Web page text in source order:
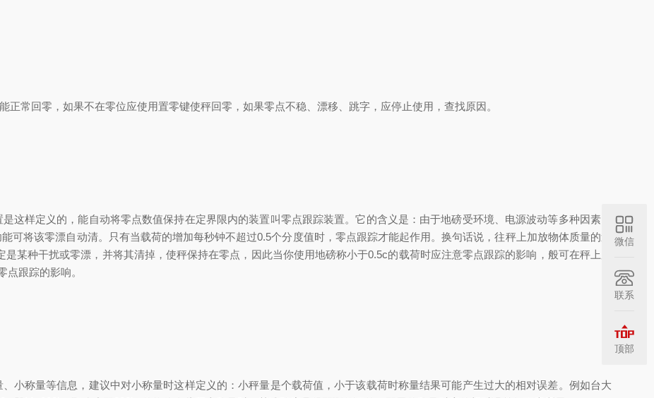
常回零，如果不在零位应使用置零键使秤回零，如果零点不稳、漂移、跳字，应停止使用，查找原因。
样定义的，能自动将零点数值保持在定界限内的装置叫零点跟踪装置。它的含义是：由于地磅受环境、电源波动等多种因素的
可将该零漂自动清。只有当载荷的增加每秒钟不超过0.5个分度值时，零点跟踪才能起作用。换句话说，往秤上加放物体质量的速
某种干扰或零漂，并将其清掉，使秤保持在零点，因此当你使用地磅称小于0.5c的载荷时应注意零点跟踪的影响，般可在秤上加
跟踪的影响。
称量等信息，建议中对小称量时这样定义的：小秤量是个载荷值，小于该载荷时称量结果可能产生过大的相对误差。例如台大
微信
联系
顶部